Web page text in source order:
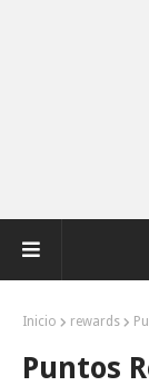
Inicio rewards
Puntos